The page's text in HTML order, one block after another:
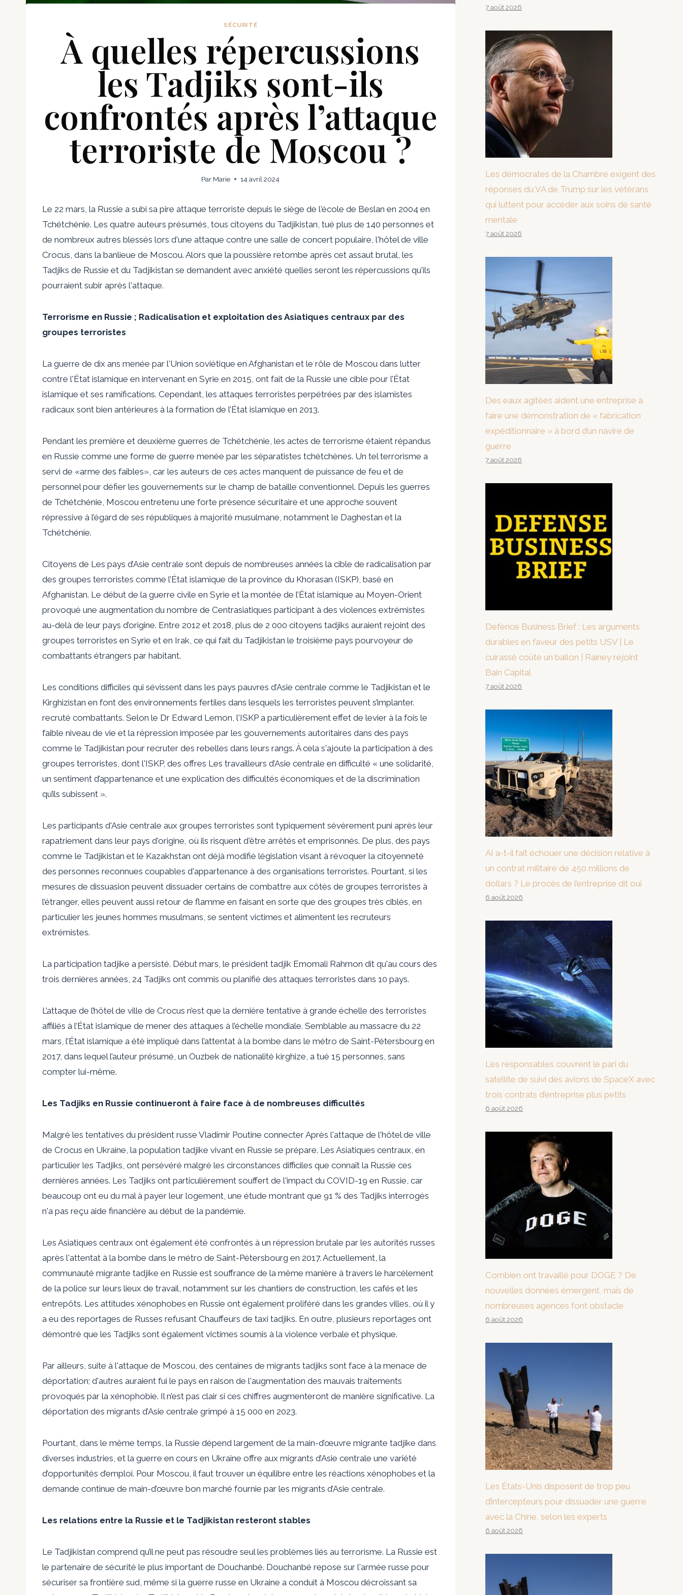
SÉCURITÉ
À quelles répercussions
les Tadjiks sont-ils
confrontés après l’attaque
terroriste de Moscou ?
Par Marie 14 avril 2024
Le 22 mars, la Russie a subi sa pire attaque terroriste depuis le siège de l'école de Beslan en 2004 en
Tchétchénie. Les quatre auteurs présumés, tous citoyens du Tadjikistan, tué plus de 140 personnes et
de nombreux autres blessés lors d'une attaque contre une salle de concert populaire, l'hôtel de ville
Crocus, dans la banlieue de Moscou. Alors que la poussière retombe après cet assaut brutal, les
Tadjiks de Russie et du Tadjikistan se demandent avec anxiété quelles seront les répercussions qu'ils
pourraient subir après l'attaque.
Terrorisme en Russie ; Radicalisation et exploitation des Asiatiques centraux par des
groupes terroristes
La guerre de dix ans menée par l'Union soviétique en Afghanistan et le rôle de Moscou dans lutter
contre l'État islamique en intervenant en Syrie en 2015, ont fait de la Russie une cible pour l’État
islamique et ses ramifications. Cependant, les attaques terroristes perpétrées par des islamistes
radicaux sont bien antérieures à la formation de l’État islamique en 2013.
Pendant les première et deuxième guerres de Tchétchénie, les actes de terrorisme étaient répandus
en Russie comme une forme de guerre menée par les séparatistes tchétchènes. Un tel terrorisme a
servi de «arme des faibles», car les auteurs de ces actes manquent de puissance de feu et de
personnel pour défier les gouvernements sur le champ de bataille conventionnel. Depuis les guerres
de Tchétchénie, Moscou entretenu une forte présence sécuritaire et une approche souvent
répressive à l’égard de ses républiques à majorité musulmane, notamment le Daghestan et la
Tchétchénie.
Citoyens de Les pays d’Asie centrale sont depuis de nombreuses années la cible de radicalisation par
des groupes terroristes comme l’État islamique de la province du Khorasan (ISKP), basé en
Afghanistan. Le début de la guerre civile en Syrie et la montée de l’État islamique au Moyen-Orient
provoqué une augmentation du nombre de Centrasiatiques participant à des violences extrémistes
au-delà de leur pays d’origine. Entre 2012 et 2018, plus de 2 000 citoyens tadjiks auraient rejoint des
groupes terroristes en Syrie et en Irak, ce qui fait du Tadjikistan le troisième pays pourvoyeur de
combattants étrangers par habitant.
Les conditions difficiles qui sévissent dans les pays pauvres d’Asie centrale comme le Tadjikistan et le
Kirghizistan en font des environnements fertiles dans lesquels les terroristes peuvent s’implanter.
recruté combattants. Selon le Dr Edward Lemon, l'ISKP a particulièrement effet de levier à la fois le
faible niveau de vie et la répression imposée par les gouvernements autoritaires dans des pays
comme le Tadjikistan pour recruter des rebelles dans leurs rangs. À cela s'ajoute la participation à des
groupes terroristes, dont l'ISKP, des offres Les travailleurs d’Asie centrale en difficulté « une solidarité,
un sentiment d’appartenance et une explication des difficultés économiques et de la discrimination
qu’ils subissent ».
Les participants d'Asie centrale aux groupes terroristes sont typiquement sévèrement puni après leur
rapatriement dans leur pays d'origine, où ils risquent d'être arrêtés et emprisonnés. De plus, des pays
comme le Tadjikistan et le Kazakhstan ont déjà modifié législation visant à révoquer la citoyenneté
des personnes reconnues coupables d'appartenance à des organisations terroristes. Pourtant, si les
mesures de dissuasion peuvent dissuader certains de combattre aux côtés de groupes terroristes à
l’étranger, elles peuvent aussi retour de flamme en faisant en sorte que des groupes très ciblés, en
particulier les jeunes hommes musulmans, se sentent victimes et alimentent les recruteurs
extrémistes.
La participation tadjike a persisté. Début mars, le président tadjik Emomali Rahmon dit qu'au cours des
trois dernières années, 24 Tadjiks ont commis ou planifié des attaques terroristes dans 10 pays.
L’attaque de l’hôtel de ville de Crocus n’est que la dernière tentative à grande échelle des terroristes
affiliés à l’État islamique de mener des attaques à l’échelle mondiale. Semblable au massacre du 22
mars, l’État islamique a été impliqué dans l’attentat à la bombe dans le métro de Saint-Pétersbourg en
2017, dans lequel l’auteur présumé, un Ouzbek de nationalité kirghize, a tué 15 personnes, sans
compter lui-même.
Les Tadjiks en Russie continueront à faire face à de nombreuses difficultés
Malgré les tentatives du président russe Vladimir Poutine connecterAprès l'attaque de l'hôtel de ville
de Crocus en Ukraine, la population tadjike vivant en Russie se prépare. Les Asiatiques centraux, en
particulier les Tadjiks, ont persévéré malgré les circonstances difficiles que connaît la Russie ces
dernières années. Les Tadjiks ont particulièrement souffert de l'impact du COVID-19 en Russie, car
beaucoup ont eu du mal à payer leur logement, une étude montrant que 91 % des Tadjiks interrogés
n'a pas reçu aide financière au début de la pandémie.
Les Asiatiques centraux ont également été confrontés à un répression brutale par les autorités russes
après l'attentat à la bombe dans le métro de Saint-Pétersbourg en 2017. Actuellement, la
communauté migrante tadjike en Russie est souffrance de la même manière à travers le harcèlement
de la police sur leurs lieux de travail, notamment sur les chantiers de construction, les cafés et les
entrepôts. Les attitudes xénophobes en Russie ont également proliféré dans les grandes villes, où il y
a eu des reportages de Russes refusant Chauffeurs de taxi tadjiks. En outre, plusieurs reportages ont
démontré que les Tadjiks sont également victimes soumis à la violence verbale et physique.
Par ailleurs, suite à l'attaque de Moscou, des centaines de migrants tadjiks sont face à la menace de
déportation; d'autres auraient fui le pays en raison de l'augmentation des mauvais traitements
provoqués par la xénophobie. Il n’est pas clair si ces chiffres augmenteront de manière significative. La
déportation des migrants d’Asie centrale grimpé à 15 000 en 2023.
Pourtant, dans le même temps, la Russie dépend largement de la main-d’œuvre migrante tadjike dans
diverses industries, et la guerre en cours en Ukraine offre aux migrants d’Asie centrale une variété
d’opportunités d’emploi. Pour Moscou, il faut trouver un équilibre entre les réactions xénophobes et la
demande continue de main-d’œuvre bon marché fournie par les migrants d’Asie centrale.
Les relations entre la Russie et le Tadjikistan resteront stables
Le Tadjikistan comprend qu’il ne peut pas résoudre seul les problèmes liés au terrorisme. La Russie est
le partenaire de sécurité le plus important de Douchanbé. Douchanbé repose sur l'armée russe pour
sécuriser sa frontière sud, même si la guerre russe en Ukraine a conduit à Moscou décroissant sa
7 août 2026
Les démocrates de la Chambre exigent des
réponses du VA de Trump sur les vétérans
qui luttent pour accéder aux soins de santé
mentale
7 août 2026
Des eaux agitées aident une entreprise à
faire une démonstration de « fabrication
expéditionnaire » à bord d’un navire de
guerre
7 août 2026
Defence Business Brief : Les arguments
durables en faveur des petits USV | Le
cuirassé coûte un ballon | Rainey rejoint
Bain Capital
7 août 2026
AI a-t-il fait échouer une décision relative à
un contrat militaire de 450 millions de
dollars ? Le procès de l’entreprise dit oui
6 août 2026
Les responsables couvrent le pari du
satellite de suivi des avions de SpaceX avec
trois contrats d’entreprise plus petits
6 août 2026
Combien ont travaillé pour DOGE ? De
nouvelles données émergent, mais de
nombreuses agences font obstacle
6 août 2026
Les États-Unis disposent de trop peu
d’intercepteurs pour dissuader une guerre
avec la Chine, selon les experts
6 août 2026